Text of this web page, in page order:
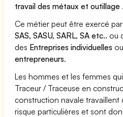
travail des métaux et outillage .
Ce métier peut être exercé
SAS, SASU, SARL, SA etc.. ou
des Entreprises individuelles
entrepreneurs.
Les hommes et les femmes
Traceur / Traceuse en
construction navale travaillent
risque particulières et sont